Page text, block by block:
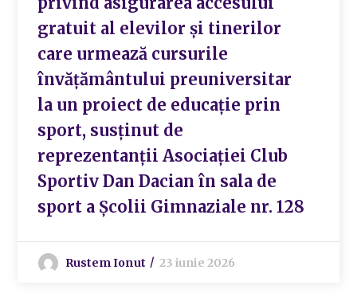
gratuit al elevilor și tinerilor
care urmează cursurile
învățământului preuniversitar
la un proiect de educație prin
sport, susținut de
reprezentanții Asociației Club
Sportiv Dan Dacian în sala de
sport a Școlii Gimnaziale nr. 128
Rustem Ionut 23 iunie 2026